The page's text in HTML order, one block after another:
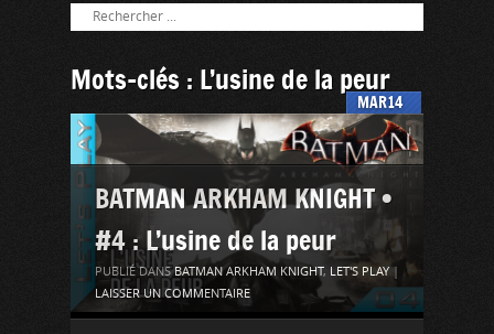
Mots-clés : L’usine de la peur
14
MAR
BATMAN ARKHAM KNIGHT •
#4 : L’usine de la peur
PUBLIÉ DANSBATMAN ARKHAM KNIGHT, LET'S PLAY
LAISSER UN COMMENTAIRE